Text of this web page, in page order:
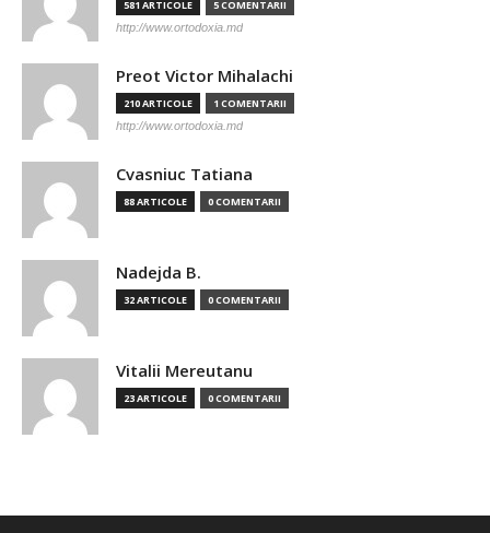
581 ARTICOLE 5 COMENTARII
http://www.ortodoxia.md
Preot Victor Mihalachi
210 ARTICOLE 1 COMENTARII
http://www.ortodoxia.md
Cvasniuc Tatiana
88 ARTICOLE 0 COMENTARII
Nadejda B.
32 ARTICOLE 0 COMENTARII
Vitalii Mereutanu
23 ARTICOLE 0 COMENTARII